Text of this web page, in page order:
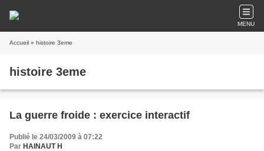
MENU
Accueil » histoire 3eme
histoire 3eme
La guerre froide : exercice interactif
Publié le 24/03/2009 à 07:22
Par HAINAUT H